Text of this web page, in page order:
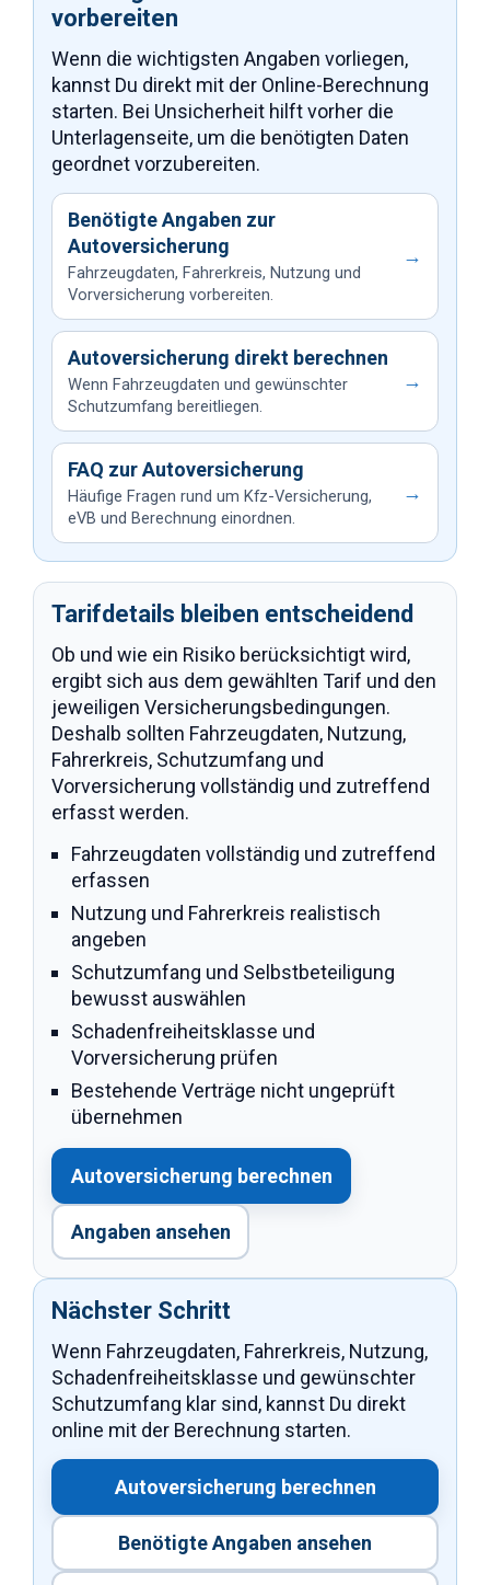
vorbereiten
Wenn die wichtigsten Angaben vorliegen,
kannst Du direkt mit der Online-Berechnung
starten. Bei Unsicherheit hilft vorher die
Unterlagenseite, um die benötigten Daten
geordnet vorzubereiten.
Benötigte Angaben zur
Autoversicherung
Fahrzeugdaten, Fahrerkreis, Nutzung und
Vorversicherung vorbereiten.
→
Autoversicherung direkt berechnen
Wenn Fahrzeugdaten und gewünschter
Schutzumfang bereitliegen.
→
FAQ zur Autoversicherung
Häufige Fragen rund um Kfz-Versicherung,
eVB und Berechnung einordnen.
→
Tarifdetails bleiben entscheidend
Ob und wie ein Risiko berücksichtigt wird,
ergibt sich aus dem gewählten Tarif und den
jeweiligen Versicherungsbedingungen.
Deshalb sollten Fahrzeugdaten, Nutzung,
Fahrerkreis, Schutzumfang und
Vorversicherung vollständig und zutreffend
erfasst werden.
Fahrzeugdaten vollständig und zutreffend
erfassen
Nutzung und Fahrerkreis realistisch
angeben
Schutzumfang und Selbstbeteiligung
bewusst auswählen
Schadenfreiheitsklasse und
Vorversicherung prüfen
Bestehende Verträge nicht ungeprüft
übernehmen
Autoversicherung berechnen
Angaben ansehen
Nächster Schritt
Wenn Fahrzeugdaten, Fahrerkreis, Nutzung,
Schadenfreiheitsklasse und gewünschter
Schutzumfang klar sind, kannst Du direkt
online mit der Berechnung starten.
Autoversicherung berechnen
Benötigte Angaben ansehen